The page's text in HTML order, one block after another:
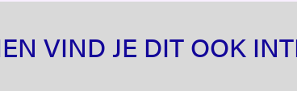
VIND JE DIT OOK